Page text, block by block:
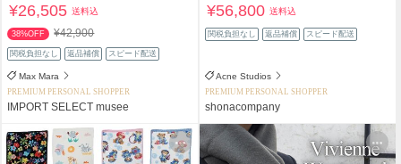
¥26,505送料込
38%OFF ¥42,900
関税負担なし 返品補償 スピード配送
Max Mara
PREMIUM PERSONAL SHOPPER
IMPORT SELECT musee
¥56,800送料込
関税負担なし 返品補償 スピード配送
Acne Studios
PREMIUM PERSONAL SHOPPER
shonacompany